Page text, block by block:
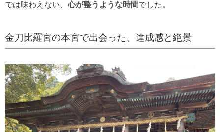
では味わえない、心が整うような時間でした。
金刀比羅宮の本宮で出会った、達成感と絶景